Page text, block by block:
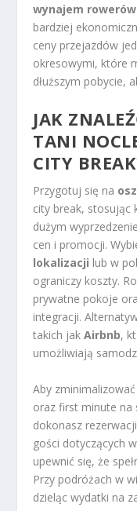
wynajem rowerów
bardziej
ceny przejazdów
okresowymi, które
dłuższym pobycie,
JAK
TANI
CITY BREAK
Przygotuj się na
city break, stosując
dużym
cen i promocji.
lokalizacji lub w
ograniczy koszty.
prywatne pokoje
integracji.
takich jakAirbnb,
umożliwiają
Aby
oraz first minute na
dokonasz
gości dotyczących
upewnić się, że
Przy podróżach w
dzieląc wydatki na